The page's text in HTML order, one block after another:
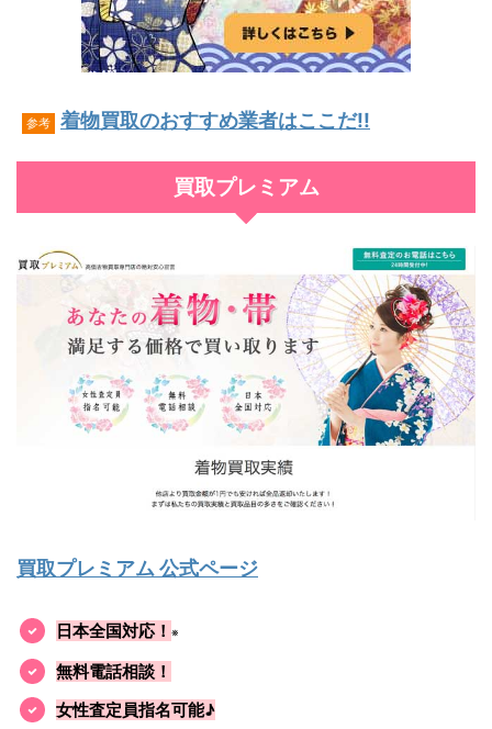
参考 着物買取のおすすめ業者はここだ!!
買取プレミアム
買取プレミアム 公式ページ
日本全国対応！ ※
無料電話相談！
女性査定員指名可能♪